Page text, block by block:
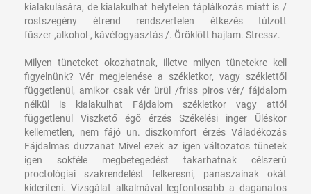
kialakulására, de kialakulhat helytelen táplálkozás miatt is /
rostszegény étrend rendszertelen étkezés túlzott
fűszer-,alkohol-, kávéfogyasztás /. Öröklött hajlam. Stressz.
Milyen tüneteket okozhatnak, illetve milyen tünetekre kell
figyelnünk? Vér megjelenése a székletkor, vagy széklettől
függetlenül, amikor csak vér ürül /friss piros vér/ fájdalom
nélkül is kialakulhat Fájdalom székletkor vagy attól
függetlenül
Viszkető égő érzés Székelési inger Üléskor
kellemetlen, nem fájó un. diszkomfort érzés Váladékozás
Fájdalmas duzzanat Mivel ezek az igen változatos tünetek
igen sokféle megbetegedést takarhatnak célszerű
proctológiai szakrendelést felkeresni, panaszainak okát
kideríteni. Vizsgálat alkalmával legfontosabb a daganatos